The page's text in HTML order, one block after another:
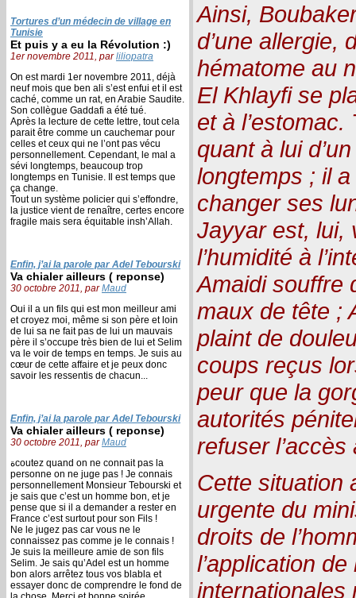
Tortures d’un médecin de village en
Tunisie
Et puis y a eu la Révolution :)
1er novembre 2011, parliliopatra
On est mardi 1er novembre 2011, déjà
neuf mois que ben ali s’est enfui et il est
caché, comme un rat, en Arabie Saudite.
Son collègue Gaddafi a été tué.
Après la lecture de cette lettre, tout cela
parait être comme un cauchemar pour
celles et ceux qui ne l’ont pas vécu
personnellement. Cependant, le mal a
sévi longtemps, beaucoup trop
longtemps en Tunisie. Il est temps que
ça change.
Tout un système policier qui s’effondre,
la justice vient de renaître, certes encore
fragile mais sera équitable insh’Allah.
Enfin, j’ai la parole par Adel Tebourski
Va chialer ailleurs ( reponse)
30 octobre 2011, parMaud
Oui il a un fils qui est mon meilleur ami
et croyez moi, même si son père et loin
de lui sa ne fait pas de lui un mauvais
père il s’occupe très bien de lui et Selim
va le voir de temps en temps. Je suis au
cœur de cette affaire et je peux donc
savoir les ressentis de chacun...
Enfin, j’ai la parole par Adel Tebourski
Va chialer ailleurs ( reponse)
30 octobre 2011, parMaud
ةcoutez quand on ne connait pas la
personne on ne juge pas ! Je connais
personnellement Monsieur Tebourski et
je sais que c’est un homme bon, et je
pense que si il a demander a rester en
France c’est surtout pour son Fils !
Ne le jugez pas car vous ne le
connaissez pas comme je le connais !
Je suis la meilleure amie de son fils
Selim. Je sais qu’Adel est un homme
bon alors arrêtez tous vos blabla et
essayer donc de comprendre le fond de
Ainsi,
d’une allergie,
hématome au
El Khlayfi se
et à
quant à lui
longtemps ; il
changer ses
Jayyar est, lui,
l’humidité à
Amaidi souffre
maux de tête ;
plaint de
coups reçus
peur que la
autorités
refuser
Cette situation
urgente du
droits de
l’application
internationales